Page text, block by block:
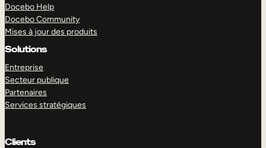
Docebo Help
Docebo Community
Mises à jour des produits
Solutions
Entreprise
Secteur publique
Partenaires
Services stratégiques
Clients